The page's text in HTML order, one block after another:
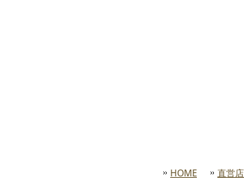
HOME 直営